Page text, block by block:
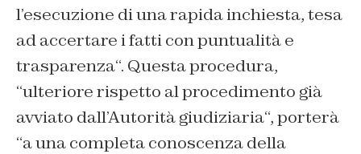
l’esecuzione di una rapida inchiesta, tesa
ad accertare i fatti con puntualità e
trasparenza“. Questa procedura,
“ulteriore rispetto al procedimento già
avviato dall’Autorità giudiziaria“, porterà
“a una completa conoscenza della